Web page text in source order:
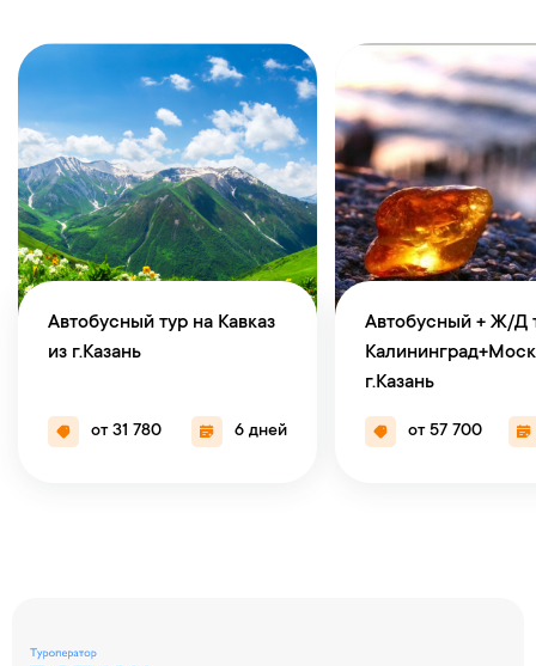
Автобусный тур на Кавказ
из г.Казань
от 31 780 6 дней
Автобусный + Ж/Д
г.Казань
от 57 700